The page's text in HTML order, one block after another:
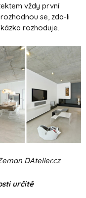
vždy první
se, zda-li
rozhoduje.
DAtelier.cz
určitě